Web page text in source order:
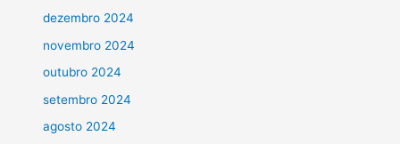
dezembro 2024
novembro 2024
outubro 2024
setembro 2024
agosto 2024